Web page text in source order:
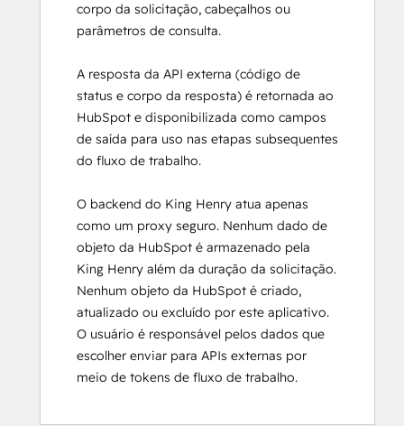
corpo da solicitação, cabeçalhos ou
parâmetros de consulta.
A resposta da API externa (código de
status e corpo da resposta) é retornada ao
HubSpot e disponibilizada como campos
de saída para uso nas etapas subsequentes
do fluxo de trabalho.
O backend do King Henry atua apenas
como um proxy seguro. Nenhum dado de
objeto da HubSpot é armazenado pela
King Henry além da duração da solicitação.
Nenhum objeto da HubSpot é criado,
atualizado ou excluído por este aplicativo.
O usuário é responsável pelos dados que
escolher enviar para APIs externas por
meio de tokens de fluxo de trabalho.